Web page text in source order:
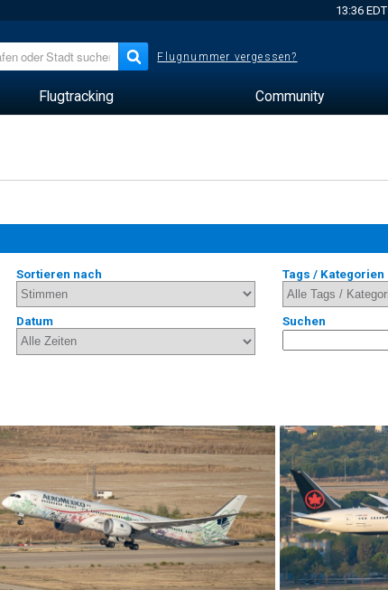
13:36 EDT
Flugnummer vergessen?
Flugtracking Community
Sortieren nach Tags / Kategorien
Datum Suchen